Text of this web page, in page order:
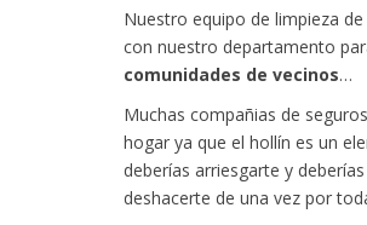
Nuestro equipo de limpieza
con nuestro departamento
comunidades de vecinos…
Muchas compañias de
hogar ya que el hollín es un
deberías arriesgarte y
deshacerte de una vez por